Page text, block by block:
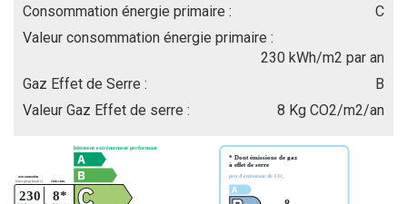
Consommation énergie primaire :
C
Valeur consommation énergie primaire :
230 kWh/m2 par an
Gaz Effet de Serre :
B
Valeur Gaz Effet de serre :
8 Kg CO2/m2/an